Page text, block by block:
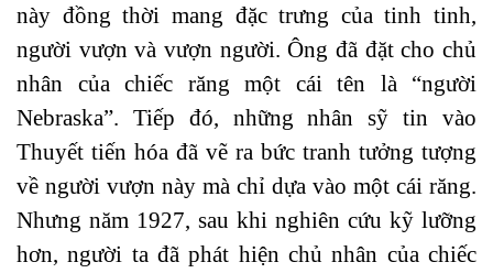
này đồng thời mang đặc trưng của tinh tinh,
người vượn và vượn người. Ông đã đặt cho chủ
nhân của chiếc răng một cái tên là “người
Nebraska”. Tiếp đó, những nhân sỹ tin vào
Thuyết tiến hóa đã vẽ ra bức tranh tưởng tượng
về người vượn này mà chỉ dựa vào một cái răng.
Nhưng năm 1927, sau khi nghiên cứu kỹ lưỡng
hơn, người ta đã phát hiện chủ nhân của chiếc